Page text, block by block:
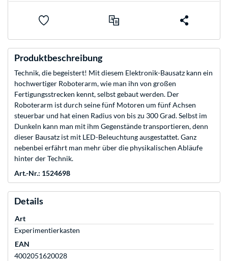
Produktbeschreibung
Technik, die begeistert! Mit diesem Elektronik-Bausatz kann ein
hochwertiger Roboterarm, wie man ihn von großen
Fertigungsstrecken kennt, selbst gebaut werden. Der
Roboterarm ist durch seine fünf Motoren um fünf Achsen
steuerbar und hat einen Radius von bis zu 300 Grad. Selbst im
Dunkeln kann man mit ihm Gegenstände transportieren, denn
dieser Bausatz ist mit LED-Beleuchtung ausgestattet. Ganz
nebenbei erfährt man mehr über die physikalischen Abläufe
hinter der Technik.
Art.-Nr.: 1524698
Details
Art
Experimentierkasten
EAN
4002051620028